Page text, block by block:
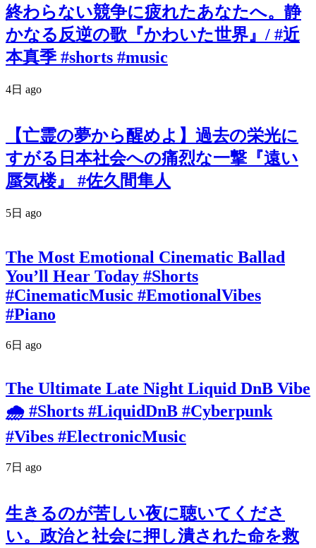
終わらない競争に疲れたあなたへ。静
かなる反逆の歌『かわいた世界』/ #近
本真季 #shorts #music
4日 ago
【亡霊の夢から醒めよ】過去の栄光に
すがる日本社会への痛烈な一撃『遠い
蜃気楼』 #佐久間隼人
5日 ago
The Most Emotional Cinematic Ballad
You’ll Hear Today #Shorts
#CinematicMusic #EmotionalVibes
#Piano
6日 ago
The Ultimate Late Night Liquid DnB Vibe
🌧️ #Shorts #LiquidDnB #Cyberpunk
#Vibes #ElectronicMusic
7日 ago
生きるのが苦しい夜に聴いてくださ
い。政治と社会に押し潰された命を救